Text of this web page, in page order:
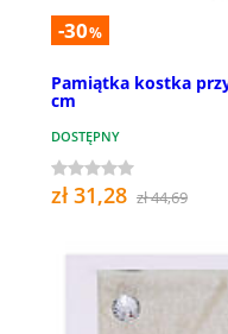
-30%
Pamiątka kostka
cm
DOSTĘPNY
zł 31,28 zł 44,69